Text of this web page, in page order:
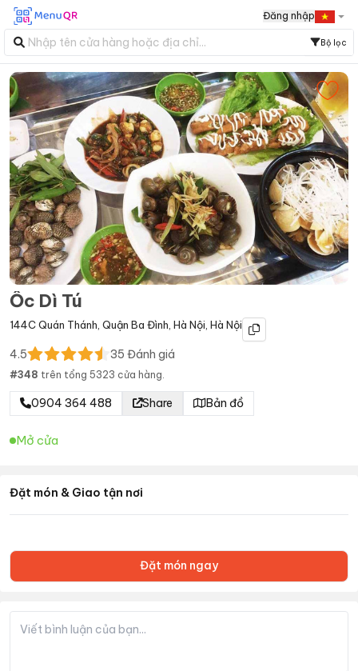
Đăng nhập
Bộ lọc
Ốc Dì Tú
144C Quán Thánh Quận Ba Đình Hà Nội Hà Nội
4.5 35 Đánh giá
#348 trên tổng 5323 cửa hàng.
0904 364 488 Share Bản đồ
Mở cửa
Đặt món & Giao tận nơi
Đặt món ngay